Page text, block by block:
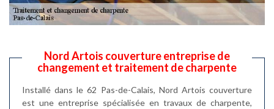
Nord Artois couverture entreprise de
changement et traitement de charpente
Installé dans le 62 Pas-de-Calais, Nord Artois couverture
est une entreprise spécialisée en travaux de charpente,